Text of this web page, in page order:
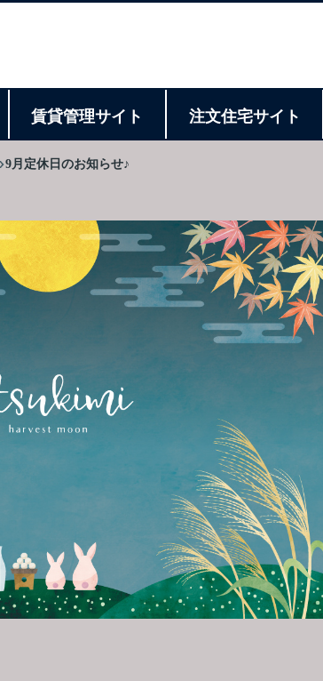
賃貸管理サイト 注文住宅サイト
9月定休日のお知らせ♪